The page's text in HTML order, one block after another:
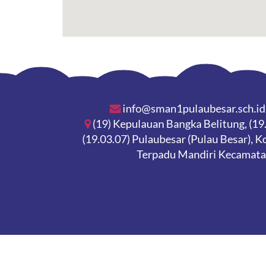
info@sman1pulaubesar.sch.id
(19) Kepulauan Bangka Belitung,
(19.03.07) Pulaubesar (Pulau Besar),
Terpadu Mandiri